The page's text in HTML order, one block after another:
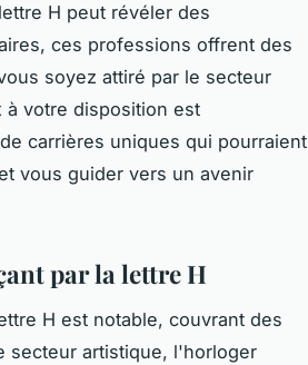
H peut révéler des
ces professions offrent des
soyez attiré par le secteur
à votre disposition est
carrières uniques qui pourraient
vous guider vers un avenir
par la lettre H
H est notable, couvrant des
secteur artistique, l'horloger